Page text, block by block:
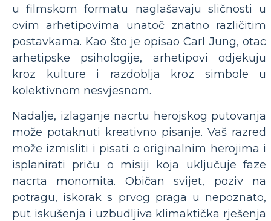
u filmskom formatu naglašavaju sličnosti u
ovim arhetipovima unatoč znatno različitim
postavkama. Kao što je opisao Carl Jung, otac
arhetipske psihologije, arhetipovi odjekuju
kroz kulture i razdoblja kroz simbole u
kolektivnom nesvjesnom.
Nadalje, izlaganje nacrtu herojskog putovanja
može potaknuti kreativno pisanje. Vaš razred
može izmisliti i pisati o originalnim herojima i
isplanirati priču o misiji koja uključuje faze
nacrta monomita. Običan svijet, poziv na
potragu, iskorak s prvog praga u nepoznato,
put iskušenja i uzbudljiva klimaktička rješenja